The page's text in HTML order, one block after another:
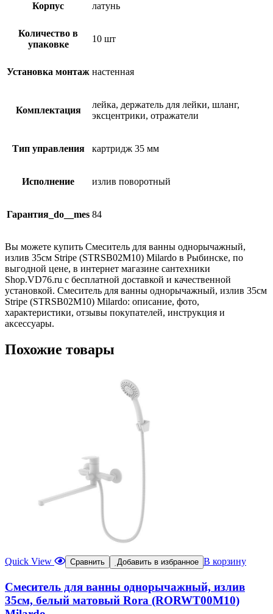
Корпус латунь
Количество в
упаковке
10 шт
Установка монтаж настенная
Комплектация
лейка, держатель для лейки, шланг,
эксцентрики, отражатели
Тип управления картридж 35 мм
Исполнение излив поворотный
Гарантия_do__mes 84
Вы можете купить Смеситель для ванны однорычажный,
излив 35см Stripe (STRSB02M10) Milardo в Рыбинске, по
выгодной цене, в интернет магазине сантехники
Shop.VD76.ru с бесплатной доставкой и качественной
установкой. Смеситель для ванны однорычажный, излив 35см
Stripe (STRSB02M10) Milardo: описание, фото,
характеристики, отзывы покупателей, инструкция и
аксессуары.
Похожие товары
Quick View Сравнить Добавить в избранное В корзину
Смеситель для ванны однорычажный, излив
35см, белый матовый Rora (RORWT00M10)